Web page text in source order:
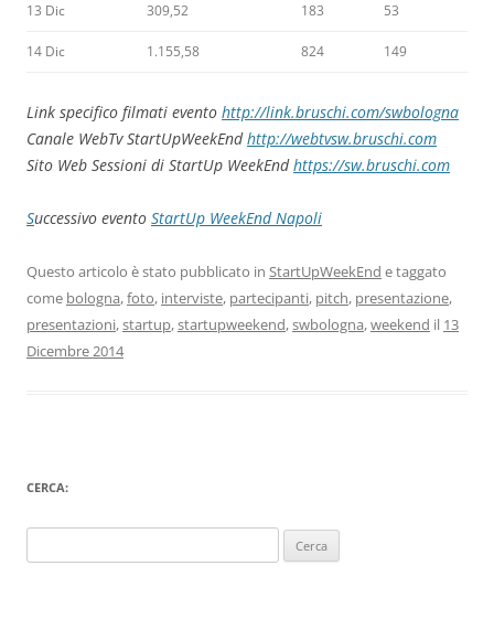
13 Dic 309,52 183 53
14 Dic 1.155,58 824 149
Link specifico filmati evento http://link.bruschi.com/swbologna
Canale WebTv StartUpWeekEndhttp://webtvsw.bruschi.com
Sito Web Sessioni di StartUp WeekEndhttps://sw.bruschi.com
Successivo evento StartUp WeekEnd Napoli
Questo articolo è stato pubblicato in StartUpWeekEnd e taggato
come bologna,foto, interviste, partecipanti, pitch, presentazione,
presentazioni,startup,startupweekend,swbologna,weekend il 13
Dicembre 2014
CERCA:
per: